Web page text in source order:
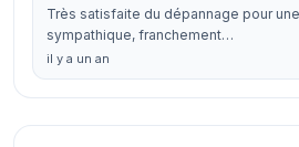
Très satisfaite du dépannage pour
sympathique, franchement…
il y a un an